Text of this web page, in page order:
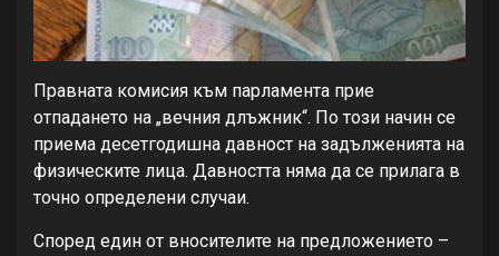
Правната комисия към парламента прие
отпадането на „вечния длъжник“. По този начин се
приема десетгодишна давност на задълженията на
физическите лица. Давността няма да се прилага в
точно определени случаи.
Според един от вносителите на предложението –